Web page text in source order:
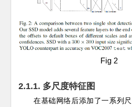
Fig 2
2.1.1. 多尺度特征图
在基础网络后添加了一系列尺